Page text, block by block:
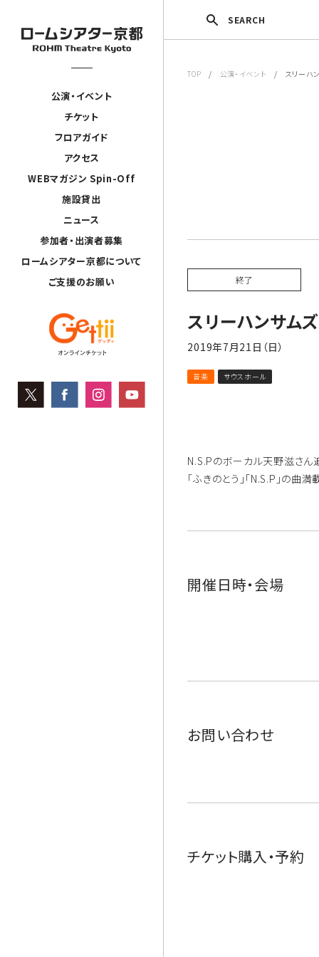
公演・イベント
チケット
フロアガイド
アクセス
WEBマガジン Spin-Off
施設貸出
ニュース
参加者・出演者募集
ロームシアター京都について
ご支援のお願い
SEARCH
TOP / 公演・イベント / スリーハン
終了
スリーハンサム
2019年7月21日（日）
音楽 サウスホール
N.S.Pのボーカル天野滋さん
「ふきのとう」「N.S.P」の曲満
開催日時・会場
お問い合わせ
チケット購入・予約